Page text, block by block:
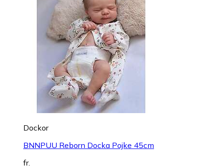
Dockor
BNNPUU Reborn Docka Pojke 45cm
fr.